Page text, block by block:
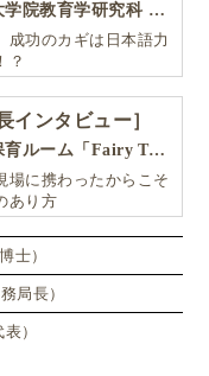
言語学者・玉川大学大学院教育学研究科 教授・NHK「えいごであそぼ」総合指導
成功のカギは日本語力
？
インタビュー］
バイリンガルアート保育ルーム「Fairy Tale（フェアリーテイル）」
場に携わったからこそ
あり方
士）
局長）
）